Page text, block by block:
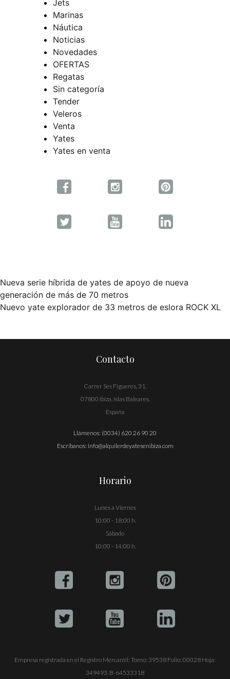
Jets
Marinas
Náutica
Noticias
Novedades
OFERTAS
Regatas
Sin categoría
Tender
Veleros
Venta
Yates
Yates en venta
Navegación
de
Nueva serie híbrida de yates de apoyo de nueva
generación de más de 70 metros
Nuevo yate explorador de 33 metros de eslora ROCK XL
Contacto
Carrer Ses Figueres, 31,
07800 Ibiza, Islas Baleares,
España
Llámenos: (0034) 620 26 90 20
Escríbanos: info@alquilerdeyatesenibiza.com
Horario
Lunes a Viernes
10:00 - 18:00 h.
Sábado
10:00 - 14:00 h.
Empresa registrada en el Registro Mercantil: Tomo: 39538 Folio: 00028 Hoja:
349493. B-64533318